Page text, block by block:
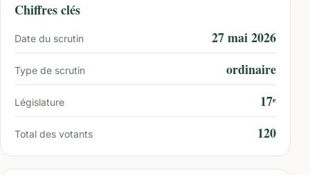
Chiffres clés
Date du scrutin 27 mai 2026
Type de scrutin ordinaire
Législature 17ᵉ
Total des votants 120